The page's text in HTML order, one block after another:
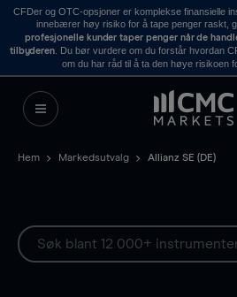
CFDer og OTC-opsjoner er komplekse finansielle
innebærer høy risiko for å tape penger raskt,
profesjonelle kunder taper penger når de
tilbyderen . Du bør vurdere om du forstår hvordan
om du har råd til å ta den høye risikoen
Hem Markedsutvalg Allianz SE (DE)